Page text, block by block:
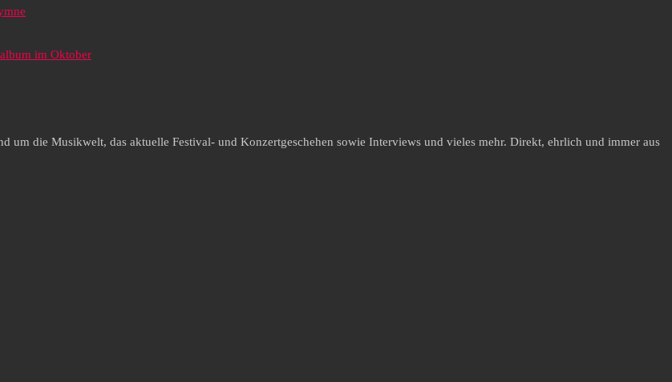
im Oktober
um die Musikwelt, das aktuelle Festival- und Konzertgeschehen sowie Interviews und vieles mehr. Direkt, ehrlich und immer aus